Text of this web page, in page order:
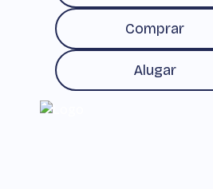
Comprar
Alugar